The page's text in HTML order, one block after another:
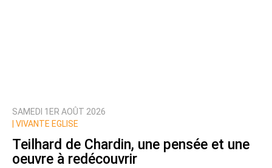
SAMEDI 1ER AOÛT 2026
VIVANTE EGLISE
Teilhard de Chardin, une pensée et une
oeuvre à redécouvrir